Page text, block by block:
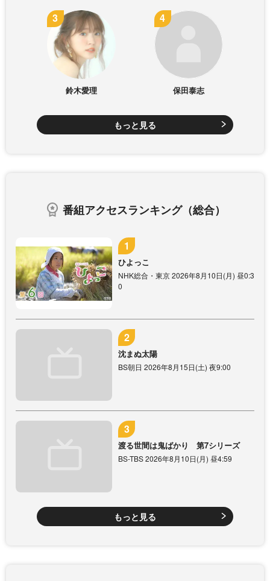
鈴木愛理 保田泰志
もっと見る
番組アクセスランキング（総合）
ひよっこ
NHK総合・東京 2026年8月10日(月) 昼0:3
0
沈まぬ太陽
BS朝日 2026年8月15日(土) 夜9:00
渡る世間は鬼ばかり 第7シリーズ
BS-TBS 2026年8月10日(月) 昼4:59
もっと見る